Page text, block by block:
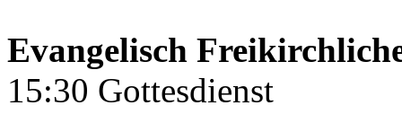
Evangelisch
15:30 Gottesdienst